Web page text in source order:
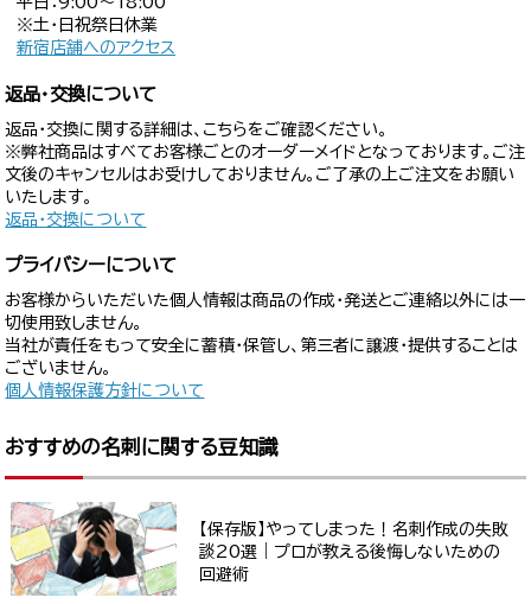
※土・日祝祭日休業
新宿店舗へのアクセス
返品・交換について
返品・交換に関する詳細は、こちらをご確認ください。
※弊社商品はすべてお客様ごとのオーダーメイドとなっております。ご注
文後のキャンセルはお受けしておりません。ご了承の上ご注文をお願い
いたします。
返品・交換について
プライバシーについて
お客様からいただいた個人情報は商品の作成・発送とご連絡以外には一
切使用致しません。
当社が責任をもって安全に蓄積・保管し、第三者に譲渡・提供することは
ございません。
個人情報保護方針について
おすすめの名刺に関する豆知識
【保存版】やってしまった！名刺作成の失敗
談20選｜プロが教える後悔しないための
回避術